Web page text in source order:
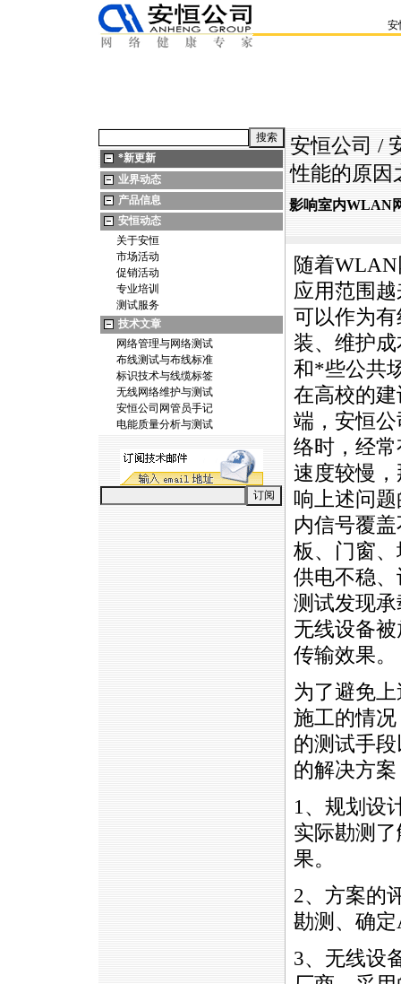
安
*新更新
业界动态
产品信息
安恒动态
关于安恒
市场活动
促销活动
专业培训
测试服务
技术文章
网络管理与网络测试
布线测试与布线标准
标识技术与线缆标签
无线网络维护与测试
安恒公司网管员手记
电能质量分析与测试
安恒公司 /
性能的原因
影响室内WLAN
随着
应用范围
可以作为
装、维护
和*些公共
在高校的
端，安恒
络时，经
速度较慢
响上述问
内信号覆
板、门窗
供电不稳
测试发现
无线设备
传输效果。
为了避免
施工的情
的测试手
的解决方
1、规划设
实际勘测
果。
2、方案的
勘测、确
3、无线设